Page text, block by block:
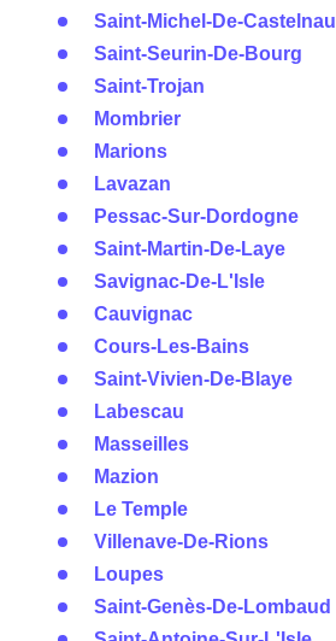
Saint-Michel-De-Castelnau
Saint-Seurin-De-Bourg
Saint-Trojan
Mombrier
Marions
Lavazan
Pessac-Sur-Dordogne
Saint-Martin-De-Laye
Savignac-De-L'Isle
Cauvignac
Cours-Les-Bains
Saint-Vivien-De-Blaye
Labescau
Masseilles
Mazion
Le Temple
Villenave-De-Rions
Loupes
Saint-Genès-De-Lombaud